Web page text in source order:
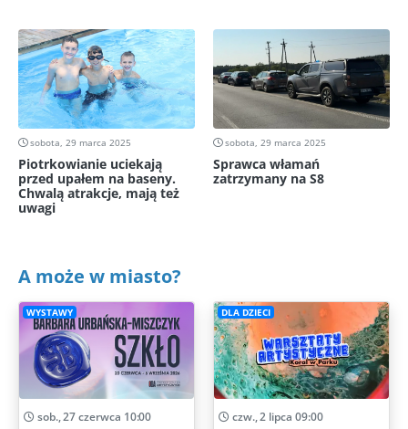
sobota, 29 marca 2025
Piotrkowianie uciekają
przed upałem na baseny.
Chwalą atrakcje, mają też
uwagi
sobota, 29 marca 2025
Sprawca włamań
zatrzymany na S8
A może w miasto?
WYSTAWY
sob., 27 czerwca 10:00
DLA DZIECI
czw., 2 lipca 09:00